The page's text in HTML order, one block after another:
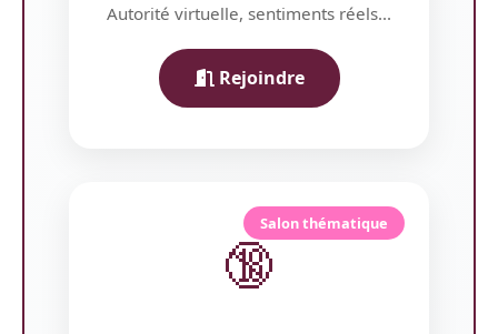
Autorité virtuelle, sentiments réels...
Rejoindre
Salon thématique
🔞